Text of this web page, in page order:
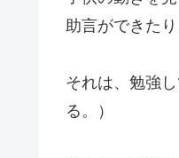
助言ができた
それは、勉強
る。）